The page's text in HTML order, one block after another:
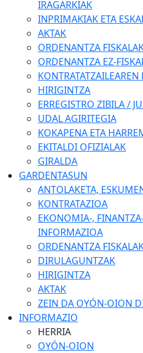
IRAGARKIAK
INPRIMAKIAK ETA
AKTAK
ORDENANTZA
ORDENANTZA EZ-
KONTRATATZAILEAREN
HIRIGINTZA
ERREGISTRO ZIBILA /
UDAL AGIRITEGIA
KOKAPENA ETA
EKITALDI OFIZIALAK
GIRALDA
GARDENTASUN
ANTOLAKETA,
KONTRATAZIOA
EKONOMIA-,
INFORMAZIOA
ORDENANTZA
DIRULAGUNTZAK
HIRIGINTZA
AKTAK
ZEIN DA OYÓN-OION
INFORMAZIO
HERRIA
OYÓN-OION